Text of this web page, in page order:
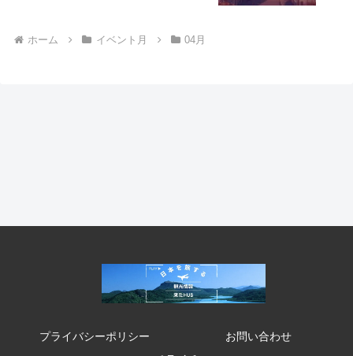
ホーム イベント月 04月
プライバシーポリシー
お問い合わせ